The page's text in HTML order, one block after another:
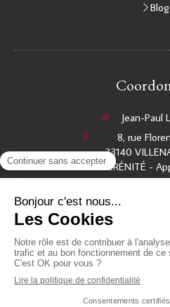
Blog
Jean-Paul
8, rue
33140
SÉRÉNITÉ -
Afficher
Créer votre site
Création et référencement du site par